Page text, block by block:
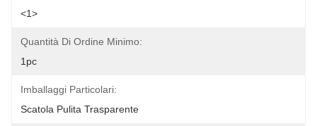
<1>
Quantità Di Ordine Minimo:
1pc
Imballaggi Particolari:
Scatola Pulita Trasparente